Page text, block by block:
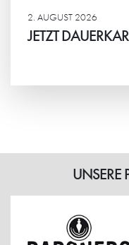
2. AUGUST 2026
JETZT
UNSERE